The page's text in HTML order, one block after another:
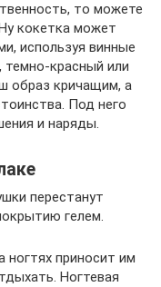
то можете
кокетка может
используя винные
красный или
образ кричащим, а
Под него
и наряды.
перестанут
гелем.
ногтях приносит им
Ногтевая